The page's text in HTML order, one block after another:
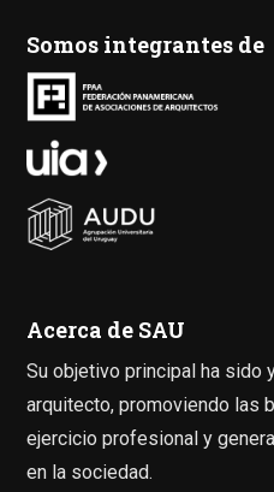
Somos integrantes de
Acerca de SAU
Su objetivo principal ha sido
arquitecto, promoviendo las
ejercicio profesional y
en la sociedad.